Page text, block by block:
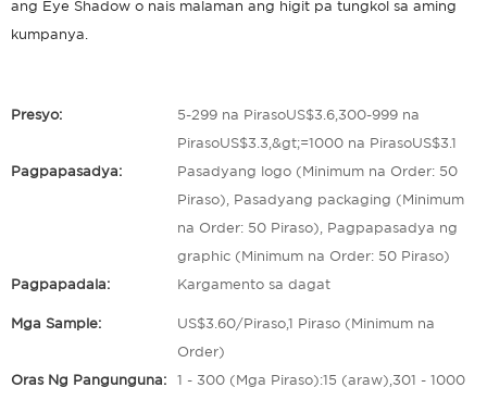
ang Eye Shadow o nais malaman ang higit pa tungkol sa aming
kumpanya.
Presyo: 5-299 na PirasoUS$3.6,300-999 na
PirasoUS$3.3,&gt;=1000 na PirasoUS$3.1
Pagpapasadya: Pasadyang logo (Minimum na Order: 50
Piraso), Pasadyang packaging (Minimum
na Order: 50 Piraso), Pagpapasadya ng
graphic (Minimum na Order: 50 Piraso)
Pagpapadala: Kargamento sa dagat
Mga Sample: US$3.60/Piraso,1 Piraso (Minimum na
Order)
Oras Ng Pangunguna: 1 - 300 (Mga Piraso):15 (araw),301 - 1000